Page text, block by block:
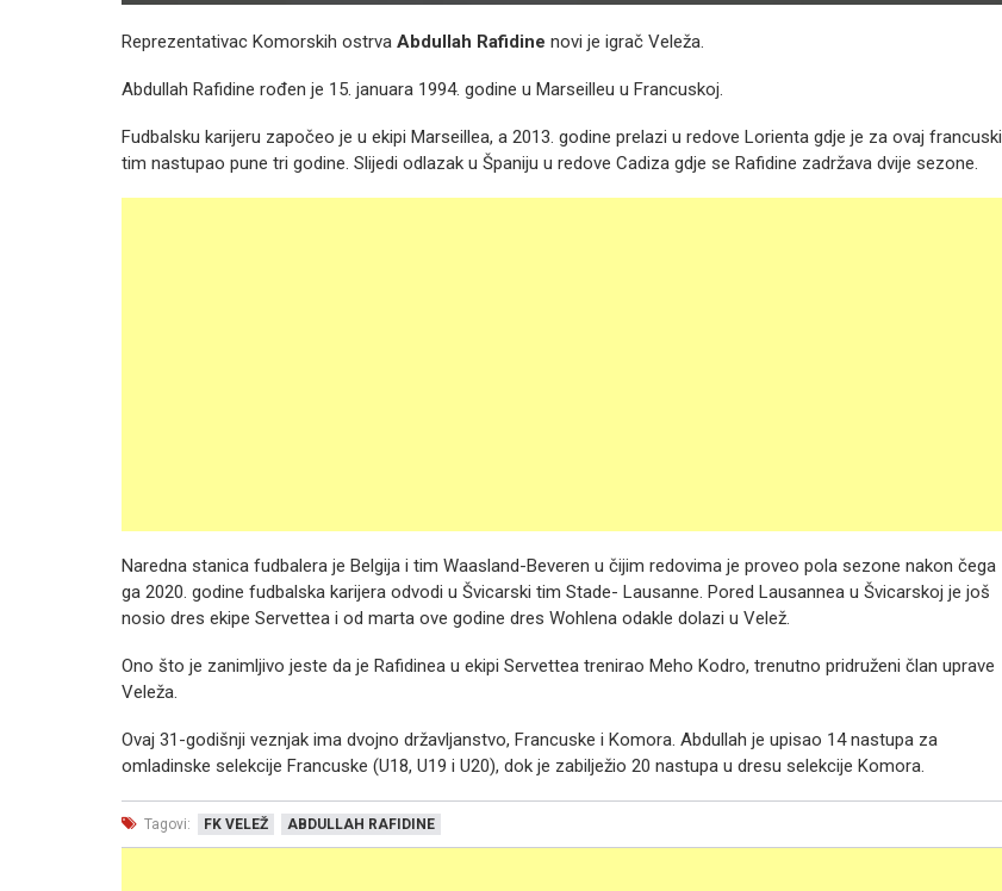
Reprezentativac Komorskih ostrva Abdullah Rafidine novi je igrač Veleža.
Abdullah Rafidine rođen je 15. januara 1994. godine u Marseilleu u Francuskoj.
Fudbalsku karijeru započeo je u ekipi Marseillea, a 2013. godine prelazi u redove Lorienta gdje je za ovaj francuski
tim nastupao pune tri godine. Slijedi odlazak u Španiju u redove Cadiza gdje se Rafidine zadržava dvije sezone.
Naredna stanica fudbalera je Belgija i tim Waasland-Beveren u čijim redovima je proveo pola sezone nakon čega
ga 2020. godine fudbalska karijera odvodi u Švicarski tim Stade- Lausanne. Pored Lausannea u Švicarskoj je još
nosio dres ekipe Servettea i od marta ove godine dres Wohlena odakle dolazi u Velež.
Ono što je zanimljivo jeste da je Rafidinea u ekipi Servettea trenirao Meho Kodro, trenutno pridruženi član uprave
Veleža.
Ovaj 31-godišnji veznjak ima dvojno državljanstvo, Francuske i Komora. Abdullah je upisao 14 nastupa za
omladinske selekcije Francuske (U18, U19 i U20), dok je zabilježio 20 nastupa u dresu selekcije Komora.
Tagovi: FK VELEŽ ABDULLAH RAFIDINE